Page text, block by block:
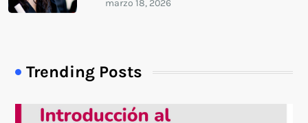
Trending Posts